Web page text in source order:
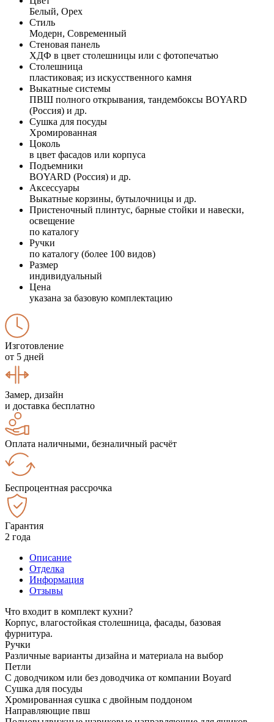
Белый, Орех
Стиль
Модерн, Современный
Стеновая панель
ХДФ в цвет столешницы или с фотопечатью
Столешница
пластиковая; из искусственного камня
Выкатные системы
ПВШ полного открывания, тандембоксы BOYARD
(Россия) и др.
Сушка для посуды
Хромированная
Цоколь
в цвет фасадов или корпуса
Подъемники
BOYARD (Россия) и др.
Аксессуары
Выкатные корзины, бутылочницы и др.
Пристеночный плинтус, барные стойки и навески,
освещение
по каталогу
Ручки
по каталогу (более 100 видов)
Размер
индивидуальный
Цена
указана за базовую комплектацию
Изготовление
от 5 дней
Замер, дизайн
и доставка бесплатно
Оплата наличными, безналичный расчёт
Беспроцентная рассрочка
Гарантия
2 года
Описание
Отделка
Информация
Отзывы
Что входит в комплект кухни?
Корпус, влагостойкая столешница, фасады, базовая
фурнитура.
Ручки
Различные варианты дизайна и материала на выбор
Петли
С доводчиком или без доводчика от компании Boyard
Сушка для посуды
Хромированная сушка с двойным поддоном
Направляющие пвш